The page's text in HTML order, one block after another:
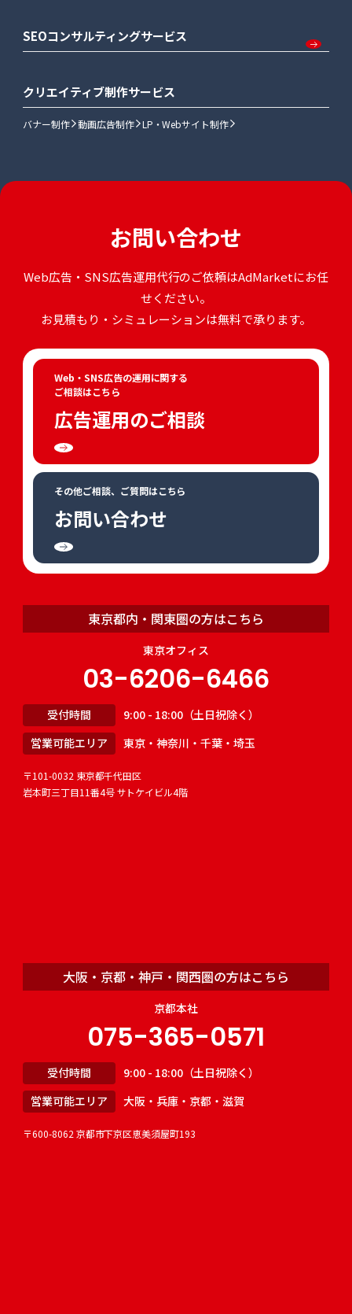
SEOコンサルティングサービス
クリエイティブ制作サービス
バナー制作 動画広告制作 LP・Webサイト制作
お問い合わせ
Web広告・SNS広告運用代行のご依頼はAdMarketにお任
せください。
お見積もり・シミュレーションは無料で承ります。
Web・SNS広告の運用に関する
ご相談はこちら
広告運用のご相談
その他ご相談、ご質問はこちら
お問い合わせ
東京都内・関東圏の方はこちら
東京オフィス
03-6206-6466
受付時間
9:00 - 18:00（土日祝除く）
営業可能エリア
東京・神奈川・千葉・埼玉
〒101-0032 東京都千代田区
岩本町三丁目11番4号 サトケイビル4階
大阪・京都・神戸・関西圏の方はこちら
京都本社
075-365-0571
受付時間
9:00 - 18:00（土日祝除く）
営業可能エリア
大阪・兵庫・京都・滋賀
〒600-8062 京都市下京区恵美須屋町193